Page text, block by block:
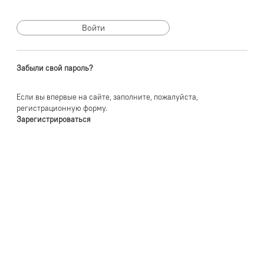
Забыли свой пароль?
Если вы впервые на сайте, заполните, пожалуйста,
регистрационную форму.
Зарегистрироваться